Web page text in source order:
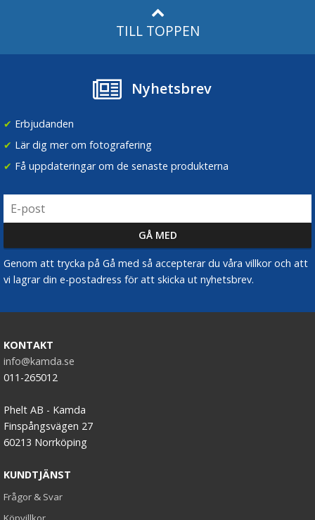
TILL TOPPEN
Nyhetsbrev
✔ Erbjudanden
✔ Lär dig mer om fotografering
✔ Få uppdateringar om de senaste produkterna
Genom att trycka på Gå med så accepterar du våra villkor och att
vi lagrar din e-postadress för att skicka ut nyhetsbrev.
KONTAKT
info@kamda.se
011-265012
Phelt AB - Kamda
Finspångsvägen 27
60213 Norrköping
KUNDTJÄNST
Frågor & Svar